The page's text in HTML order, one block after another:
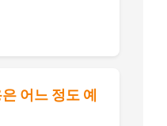
어느 정도 예